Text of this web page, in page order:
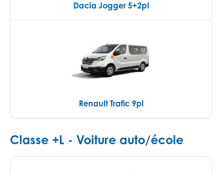
Dacia Jogger 5+2pl
Renault Trafic 9pl
Classe +L - Voiture auto/école